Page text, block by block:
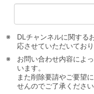
DLチャンネルに関する
応させていただいており
お問い合わせ内容によ
います。
また削除要請やご要望
せんのでご了承ください